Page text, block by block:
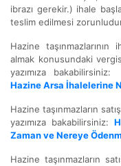
ibrazı gerekir.) ihale
teslim edilmesi
Hazine
almak konusundaki
yazımıza bakabilirsiniz:
Hazine Arsa İhalelerine
Hazine taşınmazların
yazımıza bakabilirsiniz:
Zaman ve Nereye
Hazine taşınmazların